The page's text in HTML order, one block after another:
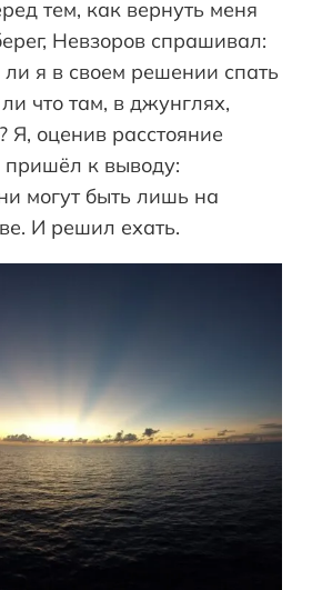
тем, как вернуть меня
Невзоров спрашивал:
ли я в своем решении спать
что там, в джунглях,
Я, оценив расстояние
к выводу:
могут быть лишь на
И решил ехать.